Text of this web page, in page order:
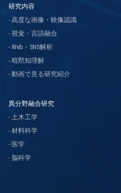
研究内容
高度な画像・映像認識
視覚・言語融合
Web・SNS解析
暗黙知理解
動画で見る研究紹介
異分野融合研究
土木工学
材料科学
医学
脳科学